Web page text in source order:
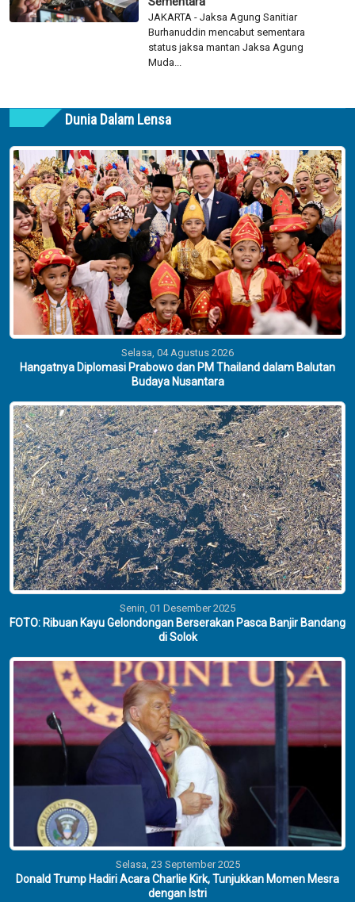
JAKARTA - Jaksa Agung Sanitiar
Burhanuddin mencabut sementara
status jaksa mantan Jaksa Agung
Muda...
Dunia Dalam Lensa
Selasa, 04 Agustus 2026
Hangatnya Diplomasi Prabowo dan PM Thailand dalam Balutan
Budaya Nusantara
Senin, 01 Desember 2025
FOTO: Ribuan Kayu Gelondongan Berserakan Pasca Banjir Bandang
di Solok
Selasa, 23 September 2025
Donald Trump Hadiri Acara Charlie Kirk, Tunjukkan Momen Mesra
dengan Istri